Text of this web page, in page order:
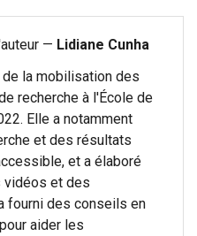
— Lidiane Cunha
de la mobilisation des
recherche à l'École de
Elle a notamment
et des résultats
et a élaboré
vidéos et des
fourni des conseils en
aider les